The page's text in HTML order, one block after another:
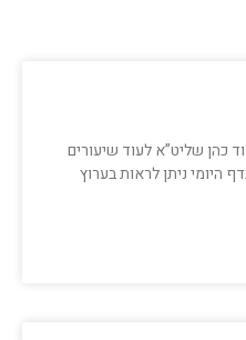
כהן שליט”א לעוד שיעורים
היומי ניתן לראות בערוץ